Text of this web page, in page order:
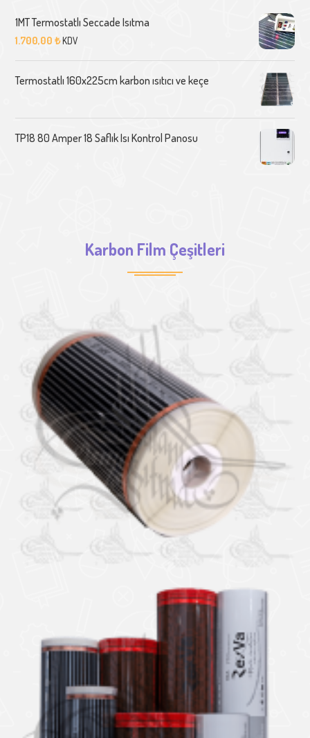
1MT Termostatlı Seccade Isıtma
1.700,00₺KDV
Termostatlı 160x225cm karbon ısıtıcı ve keçe
TP18 80 Amper 18 Saflık Isı Kontrol Panosu
Karbon Film Çeşitleri